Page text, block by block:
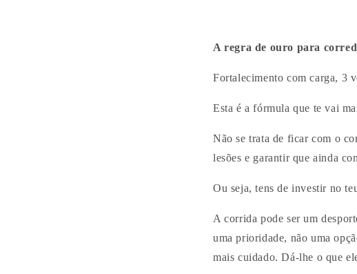
A regra de ouro para
Fortalecimento com carga, 3
Esta é a fórmula que te vai
Não se trata de ficar com o
lesões e garantir que ainda
Ou seja, tens de investir no
A corrida pode ser um
uma prioridade, não uma
mais cuidado. Dá-lhe o que